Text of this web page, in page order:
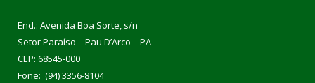
End.: Avenida Boa Sorte, s/n
Setor Paraíso – Pau D’Arco – PA
CEP: 68545-000
Fone: (94) 3356-8104